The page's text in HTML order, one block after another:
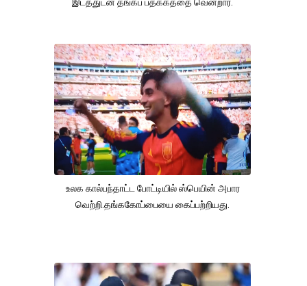
உலக கால்பந்தாட்ட போட்டியில் ஸ்பெயின் அபார
வெற்றி.தங்ககோப்பையை கைப்பற்றியது.